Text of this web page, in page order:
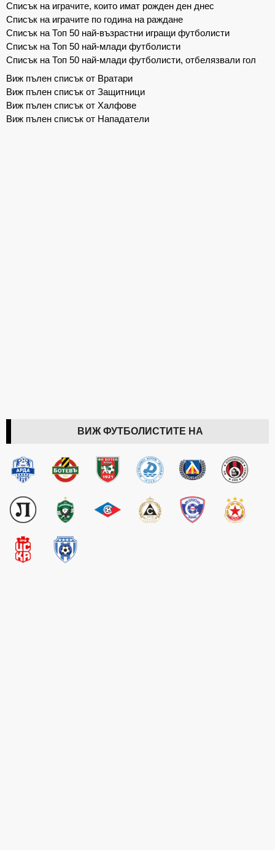
Списък на играчите, които имат рожден ден днес
Списък на играчите по година на раждане
Списък на Топ 50 най-възрастни игращи футболисти
Списък на Топ 50 най-млади футболисти
Списък на Топ 50 най-млади футболисти, отбелязвали гол
Виж пълен списък от Вратари
Виж пълен списък от Защитници
Виж пълен списък от Халфове
Виж пълен списък от Нападатели
ВИЖ ФУТБОЛИСТИТЕ НА